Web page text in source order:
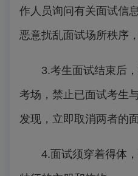
作人员询问有关面试信
恶意扰乱面试场所秩序
3.考生面试结束后
考场，禁止已面试考生
发现，立即取消两者的
4.面试须穿着得体